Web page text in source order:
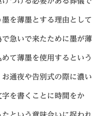
を薄墨とする理由として
急いで来たために墨が薄
て薄墨を使用するという
通夜や告別式の際に濃い
を書くことに時間をか